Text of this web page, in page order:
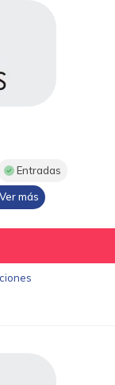
Entradas
más